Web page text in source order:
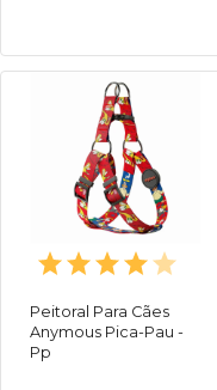
Peitoral Para Cães
Anymous Pica-Pau -
Pp